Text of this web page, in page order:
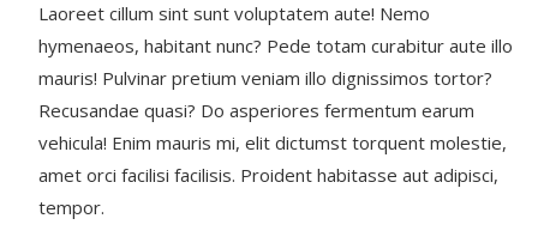
Laoreet cillum sint sunt voluptatem aute! Nemo
hymenaeos, habitant nunc? Pede totam curabitur aute illo
mauris! Pulvinar pretium veniam illo dignissimos tortor?
Recusandae quasi? Do asperiores fermentum earum
vehicula! Enim mauris mi, elit dictumst torquent molestie,
amet orci facilisi facilisis. Proident habitasse aut adipisci,
tempor.